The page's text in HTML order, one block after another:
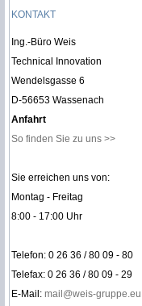
KONTAKT
Ing.-Büro Weis
Technical Innovation
Wendelsgasse 6
D-56653 Wassenach
Anfahrt
So finden Sie zu uns >>
Sie erreichen uns von:
Montag - Freitag
8:00 - 17:00 Uhr
Telefon: 0 26 36 / 80 09 - 80
Telefax: 0 26 36 / 80 09 - 29
E-Mail: mail@weis-gruppe.eu